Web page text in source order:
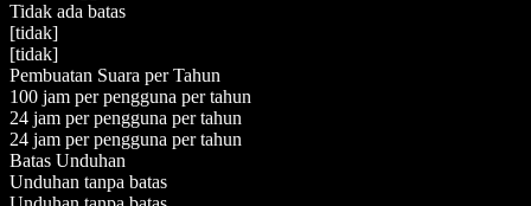
Tidak ada batas
[tidak]
[tidak]
Pembuatan Suara per Tahun
100 jam per pengguna per tahun
24 jam per pengguna per tahun
24 jam per pengguna per tahun
Batas Unduhan
Unduhan tanpa batas